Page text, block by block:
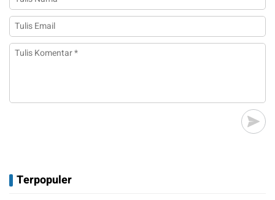
Terpopuler